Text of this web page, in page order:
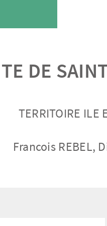
DE
TERRITOIRE ILE
Francois REBEL,